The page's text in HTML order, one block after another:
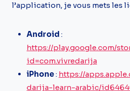
l’application, je vous mets les
Android :
https://play.google.com/
id=com.vivredarija
iPhone: https://
darija-learn-arabic/